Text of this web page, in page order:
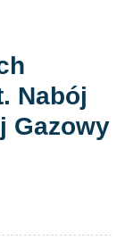
Nabój
Gazowy